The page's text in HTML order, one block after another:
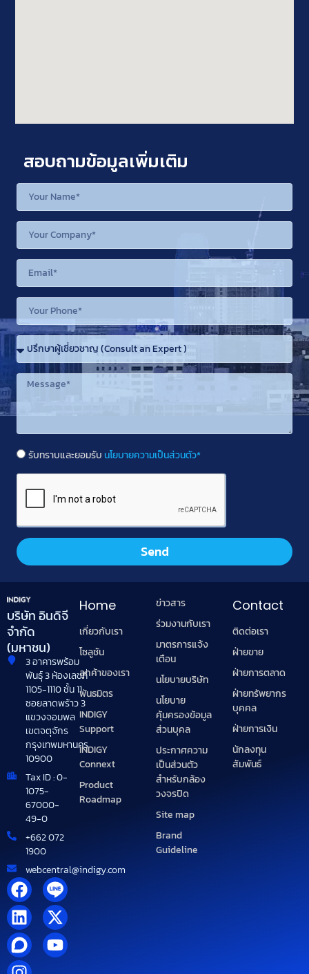
สอบถามข้อมูลเพิ่มเติม
รับทราบและยอมรับ นโยบายความเป็นส่วนตัว*
Send
บริษัท อินดิจี
จำกัด
(มหาชน)
3 อาคารพร้อม
พันธุ์ 3 ห้องเลขที่
1105-1110 ชั้น 11
ซอยลาดพร้าว 3
แขวงจอมพล
เขตจตุจักร
กรุงเทพมหานคร
10900
Tax ID : 0-
1075-
67000-
49-0
+662 072
1900
webcentral@indigy.com
Home
เกี่ยวกับเรา
โซลูชัน
ลูกค้าของเรา
พันธมิตร
INDIGY
Support
INDIGY
Connext
Product
Roadmap
ข่าวสาร
ร่วมงานกับเรา
มาตรการแจ้ง
เตือน
นโยบายบริษัท
นโยบาย
คุ้มครองข้อมูล
ส่วนบุคล
ประกาศความ
เป็นส่วนตัว
สำหรับกล้อง
วงจรปิด
Site map
Brand
Guideline
Contact
ติดต่อเรา
ฝ่ายขาย
ฝ่ายการตลาด
ฝ่ายทรัพยากร
บุคคล
ฝ่ายการเงิน
นักลงทุน
สัมพันธ์